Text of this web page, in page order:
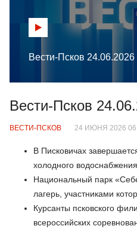
Вести-Псков 24.06.2026
Вести-Псков
ВЕСТИ-ПСКОВ 24 ИЮНЯ 2026
В Писковичах
холодного водоснабжения.
Национальный парк
лагерь, участниками
Курсанты псковского
всероссийских